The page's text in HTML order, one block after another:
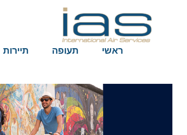
ראשי תעופה תיירות